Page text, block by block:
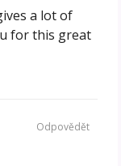
a lot of
for this great
Odpovědět